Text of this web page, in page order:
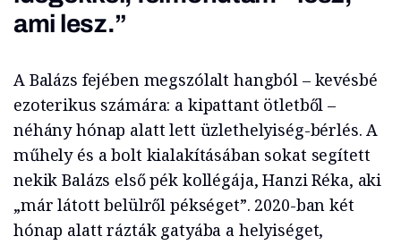
ami lesz.”
A Balázs fejében megszólalt hangból – kevésbé
ezoterikus számára: a kipattant ötletből –
néhány hónap alatt lett üzlethelyiség-bérlés. A
műhely és a bolt kialakításában sokat segített
nekik Balázs első pék kollégája, Hanzi Réka, aki
„már látott belülről pékséget”. 2020-ban két
hónap alatt rázták gatyába a helyiséget,